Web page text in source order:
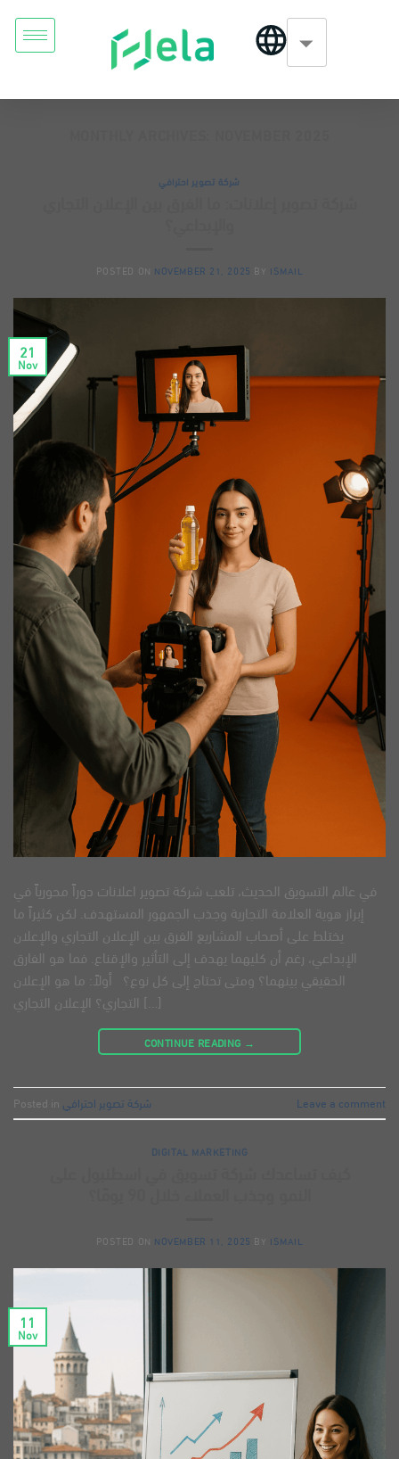
شركة تصوير احترافي
POSTED ON NOVEMBER 21, 2025 BY ISMAIL
21
Nov
في عالم التسويق الحديث، تلعب شركة تصوير اعلانات دوراً محورياً في
إبراز هوية العلامة التجارية وجذب الجمهور المستهدف. لكن كثيراً ما
يختلط على أصحاب المشاريع الفرق بين الإعلان التجاري والإعلان
الإبداعي، رغم أن كليهما يهدف إلى التأثير والإقناع. فما هو الفارق
الحقيقي بينهما؟ ومتى تحتاج إلى كل نوع؟ أولاً: ما هو الإعلان
التجاري؟ الإعلان التجاري […]
CONTINUE READING →
Posted in شركة تصوير احترافي Leave a comment
DIGITAL MARKETING
POSTED ON NOVEMBER 11, 2025 BY ISMAIL
11
Nov